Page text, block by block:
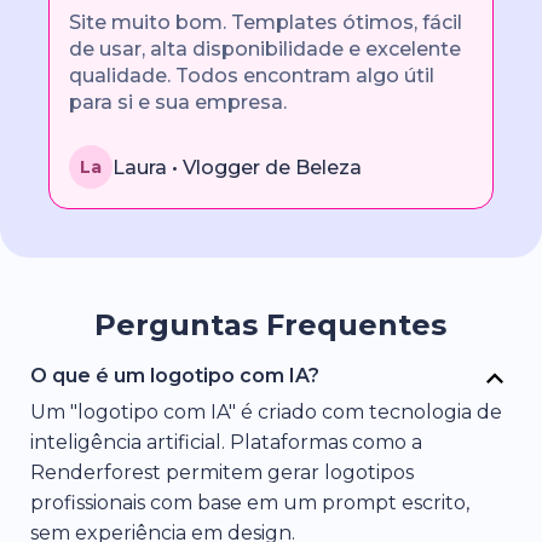
Site muito bom. Templates ótimos, fácil
de usar, alta disponibilidade e excelente
qualidade. Todos encontram algo útil
para si e sua empresa.
La Laura • Vlogger de Beleza
Perguntas Frequentes
O que é um logotipo com IA?
Um "logotipo com IA" é criado com tecnologia de
inteligência artificial. Plataformas como a
Renderforest permitem gerar logotipos
profissionais com base em um prompt escrito,
sem experiência em design.